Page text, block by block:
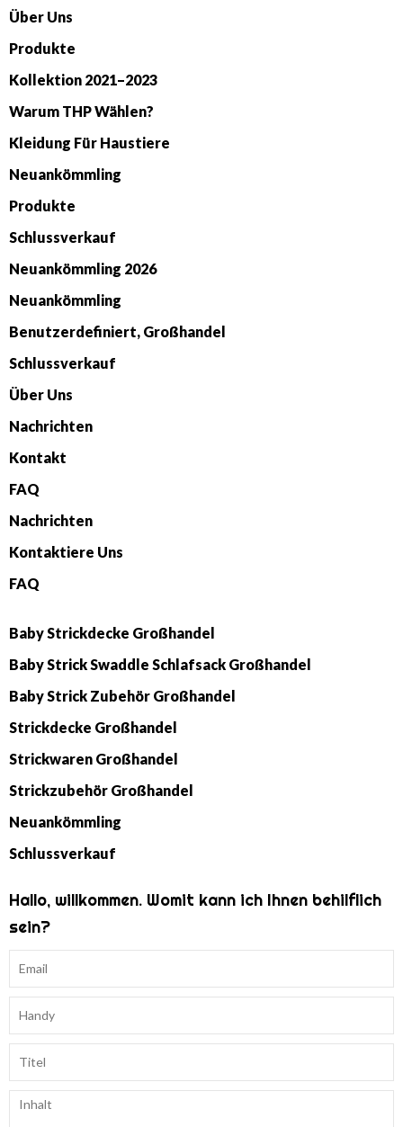
Über Uns
Produkte
Kollektion 2021–2023
Warum THP Wählen?
Kleidung Für Haustiere
Neuankömmling
Produkte
Schlussverkauf
Neuankömmling 2026
Neuankömmling
Benutzerdefiniert, Großhandel
Schlussverkauf
Über Uns
Nachrichten
Kontakt
FAQ
Nachrichten
Kontaktiere Uns
FAQ
Baby Strickdecke Großhandel
Baby Strick Swaddle Schlafsack Großhandel
Baby Strick Zubehör Großhandel
Strickdecke Großhandel
Strickwaren Großhandel
Strickzubehör Großhandel
Neuankömmling
Schlussverkauf
Hallo, willkommen. Womit kann ich Ihnen behilflich
sein?